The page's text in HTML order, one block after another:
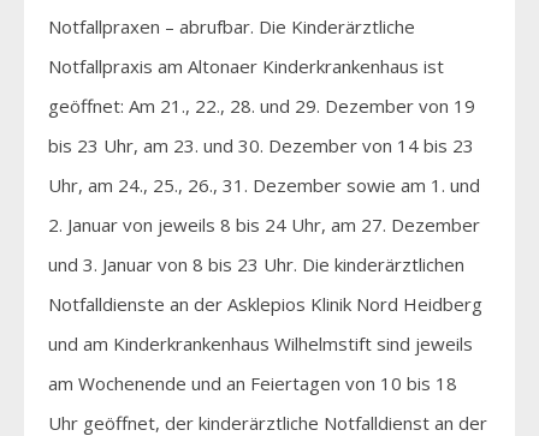
Notfallpraxen – abrufbar. Die Kinderärztliche
Notfallpraxis am Altonaer Kinderkrankenhaus ist
geöffnet: Am 21., 22., 28. und 29. Dezember von 19
bis 23 Uhr, am 23. und 30. Dezember von 14 bis 23
Uhr, am 24., 25., 26., 31. Dezember sowie am 1. und
2. Januar von jeweils 8 bis 24 Uhr, am 27. Dezember
und 3. Januar von 8 bis 23 Uhr. Die kinderärztlichen
Notfalldienste an der Asklepios Klinik Nord Heidberg
und am Kinderkrankenhaus Wilhelmstift sind jeweils
am Wochenende und an Feiertagen von 10 bis 18
Uhr geöffnet, der kinderärztliche Notfalldienst an der